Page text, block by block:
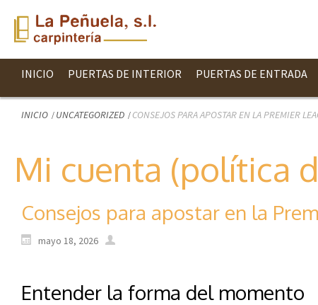
INICIO PUERTAS DE INTERIOR PUERTAS DE ENTRADA
INICIO UNCATEGORIZED CONSEJOS PARA APOSTAR EN LA PREMIER
Mi cuenta (política
Consejos para apostar en la
mayo 18, 2026
Entender la forma del momento